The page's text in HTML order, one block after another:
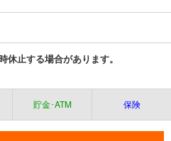
休止する場合があります。
貯金･ATM 保険